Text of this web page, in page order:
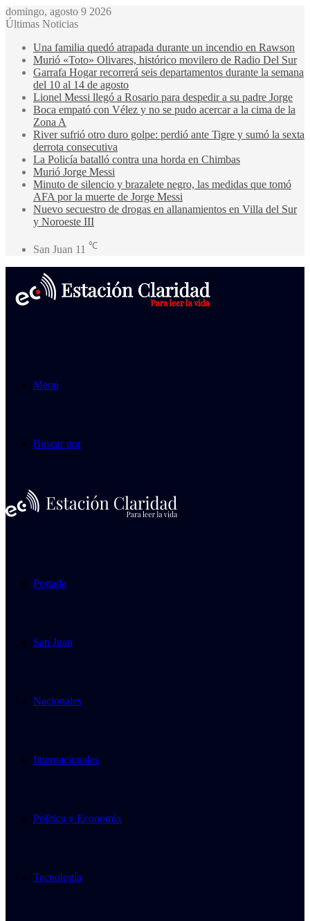
domingo, agosto 9 2026
Últimas Noticias
Una familia quedó atrapada durante un incendio en Rawson
Murió «Toto» Olivares, histórico movilero de Radio Del Sur
Garrafa Hogar recorrerá seis departamentos durante la semana
del 10 al 14 de agosto
Lionel Messi llegó a Rosario para despedir a su padre Jorge
Boca empató con Vélez y no se pudo acercar a la cima de la
Zona A
River sufrió otro duro golpe: perdió ante Tigre y sumó la sexta
derrota consecutiva
La Policía batalló contra una horda en Chimbas
Murió Jorge Messi
Minuto de silencio y brazalete negro, las medidas que tomó
AFA por la muerte de Jorge Messi
Nuevo secuestro de drogas en allanamientos en Villa del Sur
y Noroeste III
San Juan 11 ℃
Menú
Buscar por
Portada
San Juan
Nacionales
Internacionales
Política y Economía
Tecnología